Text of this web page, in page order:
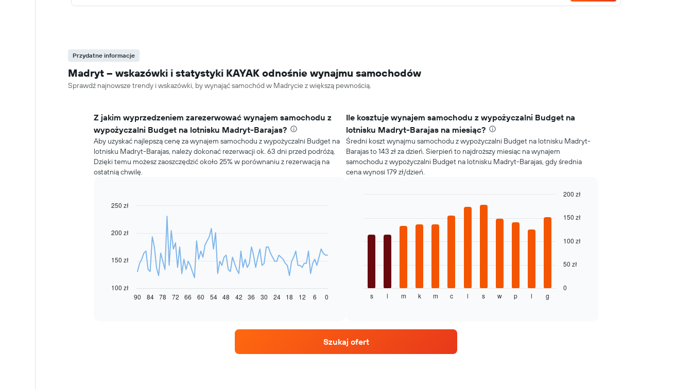
Przydatne informacje
Madryt – wskazówki i statystyki KAYAK odnośnie wynajmu samochodów
Sprawdź najnowsze trendy i wskazówki, by wynająć samochód w Madrycie z większą pewnością.
Z jakim wyprzedzeniem zarezerwować wynajem samochodu z
wypożyczalni Budget na lotnisku Madryt-Barajas?
Aby uzyskać najlepszą cenę za wynajem samochodu z wypożyczalni Budget na
lotnisku Madryt-Barajas, należy dokonać rezerwacji ok. 63 dni przed podróżą.
Dzięki temu możesz zaoszczędzić około 25% w porównaniu z rezerwacją na
ostatnią chwilę.
Line
91
data
Następujący
pokazuje,
Chart
100 zł
150 zł
200 zł
250 zł
90 60 30 0
84 78 72 66 54 48 42 36 24 18 12 6
Ile kosztuje wynajem samochodu z wypożyczalni Budget na
lotnisku Madryt-Barajas na miesiąc?
Średni koszt wynajmu samochodu z wypożyczalni Budget na lotnisku Madryt-
Barajas to 143 zł za dzień. Sierpień to najdroższy miesiąc na wynajem
samochodu z wypożyczalni Budget na lotnisku Madryt-Barajas, gdy średnia
cena wynosi 179 zł/dzień.
bars.
średnią
cenę
każdego
miesiąca
s l m k m c l s w p l g
0
50 zł
100 zł
150 zł
200 zł
Szukaj ofert